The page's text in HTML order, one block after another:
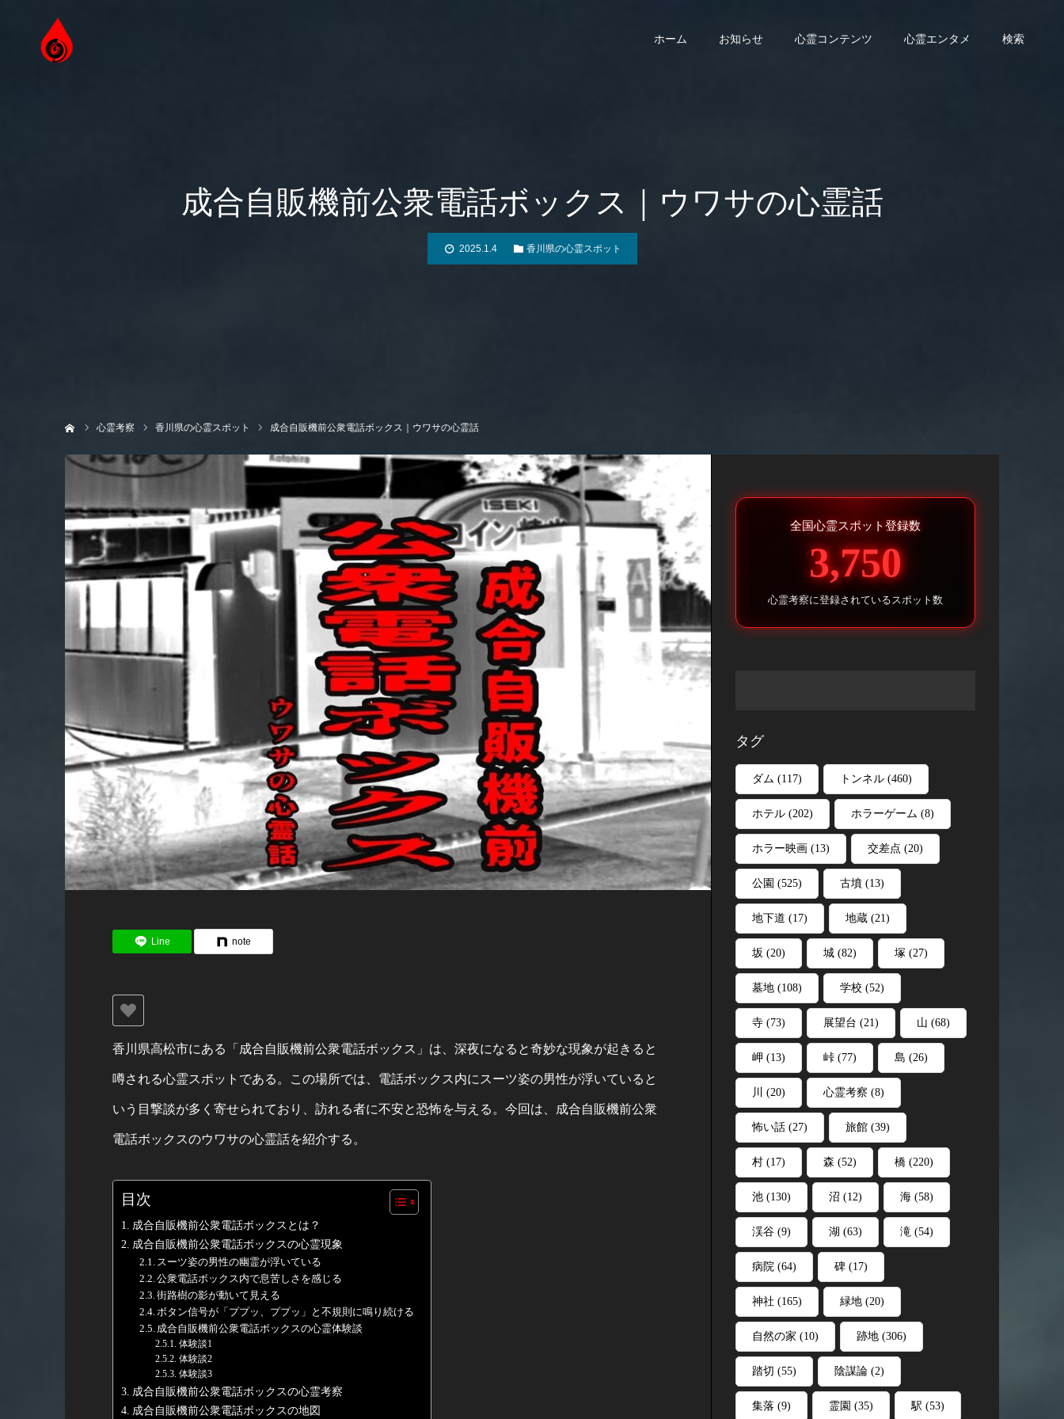
ホーム お知らせ 心霊コンテンツ 心霊エンタメ 検索
成合自販機前公衆電話ボックス｜ウワサの心霊話
2025.1.4 香川県の心霊スポット
心霊考察 香川県の心霊スポット 成合自販機前公衆電話ボックス｜ウワサの心霊話
Line note
香川県高松市にある「成合自販機前公衆電話ボックス」は、深夜になると奇妙な現象が起きると
噂される心霊スポットである。この場所では、電話ボックス内にスーツ姿の男性が浮いていると
いう目撃談が多く寄せられており、訪れる者に不安と恐怖を与える。今回は、成合自販機前公衆
電話ボックスのウワサの心霊話を紹介する。
目次
成合自販機前公衆電話ボックスとは？
成合自販機前公衆電話ボックスの心霊現象
スーツ姿の男性の幽霊が浮いている
公衆電話ボックス内で息苦しさを感じる
街路樹の影が動いて見える
ボタン信号が「ププッ、ププッ」と不規則に鳴り続ける
成合自販機前公衆電話ボックスの心霊体験談
体験談1
体験談2
体験談3
成合自販機前公衆電話ボックスの心霊考察
成合自販機前公衆電話ボックスの地図
全国心霊スポット登録数
3,750
心霊考察に登録されているスポット数
タグ
ダム (117) トンネル (460)
ホテル (202) ホラーゲーム (8)
ホラー映画 (13) 交差点 (20)
公園 (525) 古墳 (13)
地下道 (17) 地蔵 (21)
坂 (20) 城 (82) 塚 (27)
墓地 (108) 学校 (52)
寺 (73) 展望台 (21) 山 (68)
岬 (13) 峠 (77) 島 (26)
川 (20) 心霊考察 (8)
怖い話 (27) 旅館 (39)
村 (17) 森 (52) 橋 (220)
池 (130) 沼 (12) 海 (58)
渓谷 (9) 湖 (63) 滝 (54)
病院 (64) 碑 (17)
神社 (165) 緑地 (20)
自然の家 (10) 跡地 (306)
踏切 (55) 陰謀論 (2)
集落 (9) 霊園 (35) 駅 (53)